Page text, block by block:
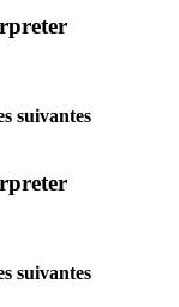
suivantes
suivantes